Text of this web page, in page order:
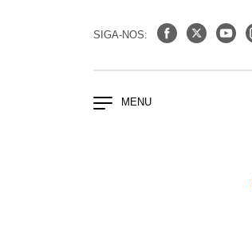
SIGA-NOS: